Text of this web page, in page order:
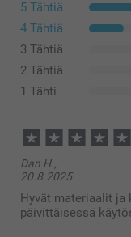
5 Tähtiä
4 Tähtiä
3 Tähtiä
2 Tähtiä
1 Tähti
Dan H.,
20.8.2025
Hyvät materiaalit ja
päivittäisessä